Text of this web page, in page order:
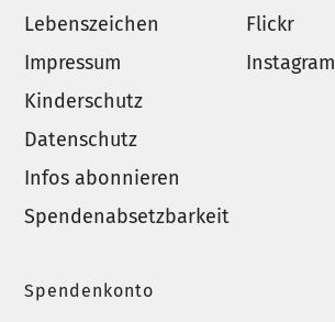
Lebenszeichen
Impressum
Kinderschutz
Datenschutz
Infos abonnieren
Spendenabsetzbarkeit
Flickr
Instagram
Spendenkonto